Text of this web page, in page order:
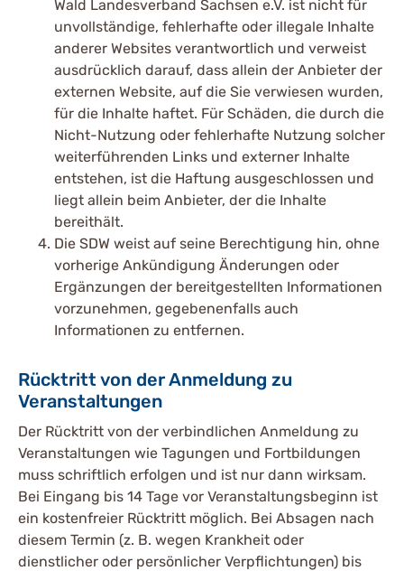
Wald Landesverband Sachsen e.V. ist nicht für
unvollständige, fehlerhafte oder illegale Inhalte
anderer Websites verantwortlich und verweist
ausdrücklich darauf, dass allein der Anbieter der
externen Website, auf die Sie verwiesen wurden,
für die Inhalte haftet. Für Schäden, die durch die
Nicht-Nutzung oder fehlerhafte Nutzung solcher
weiterführenden Links und externer Inhalte
entstehen, ist die Haftung ausgeschlossen und
liegt allein beim Anbieter, der die Inhalte
bereithält.
Die SDW weist auf seine Berechtigung hin, ohne
vorherige Ankündigung Änderungen oder
Ergänzungen der bereitgestellten Informationen
vorzunehmen, gegebenenfalls auch
Informationen zu entfernen.
Rücktritt von der Anmeldung zu
Veranstaltungen
Der Rücktritt von der verbindlichen Anmeldung zu
Veranstaltungen wie Tagungen und Fortbildungen
muss schriftlich erfolgen und ist nur dann wirksam.
Bei Eingang bis 14 Tage vor Veranstaltungsbeginn ist
ein kostenfreier Rücktritt möglich. Bei Absagen nach
diesem Termin (z. B. wegen Krankheit oder
dienstlicher oder persönlicher Verpflichtungen) bis